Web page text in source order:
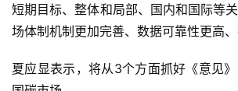
短期目标、整体和局部、国内和国际等
场体制机制更加完善、数据可靠性更高、
夏应显表示，将从3个方面抓好《意见